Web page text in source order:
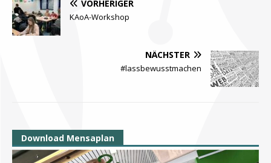
VORHERIGER
KAoA-Workshop
NÄCHSTER
#lassbewusstmachen
Download Mensaplan